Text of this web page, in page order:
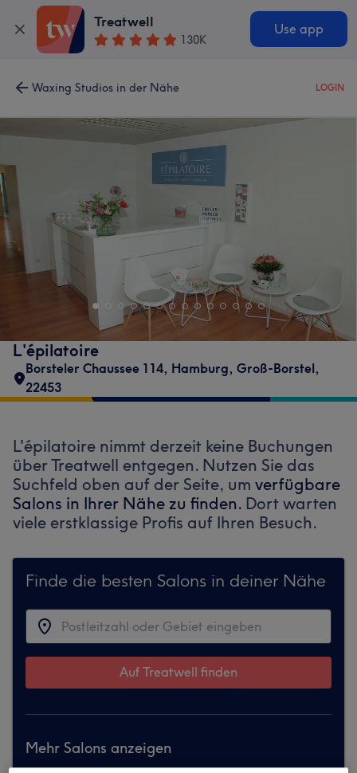
Treatwell
130K
Use app
Waxing Studios in der Nähe LOGIN
L'épilatoire
Borsteler Chaussee 114, Hamburg, Groß-Borstel,
22453
L'épilatoire nimmt derzeit keine Buchungen
über Treatwell entgegen. Nutzen Sie das
Suchfeld oben auf der Seite, um verfügbare
Salons in Ihrer Nähe zu finden. Dort warten
viele erstklassige Profis auf Ihren Besuch.
Finde die besten Salons in deiner Nähe
Auf Treatwell finden
Mehr Salons anzeigen